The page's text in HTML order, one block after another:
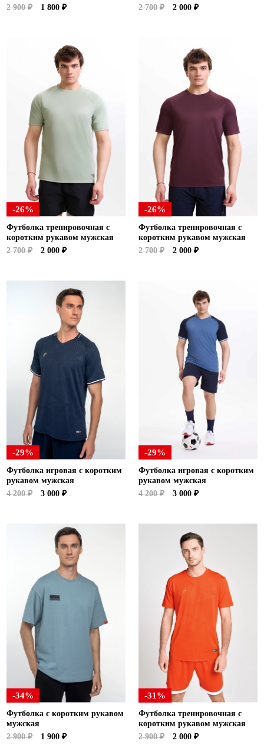
2 900 ₽
1 800 ₽
2 700 ₽
2 000 ₽
-26%
Футболка тренировочная с
коротким рукавом мужская
2 700 ₽
2 000 ₽
-26%
Футболка тренировочная с
коротким рукавом мужская
2 700 ₽
2 000 ₽
-29%
Футболка игровая с коротким
рукавом мужская
4 200 ₽
3 000 ₽
-29%
Футболка игровая с коротким
рукавом мужская
4 200 ₽
3 000 ₽
-34%
Футболка с коротким рукавом
мужская
2 900 ₽
1 900 ₽
-31%
Футболка тренировочная с
коротким рукавом мужская
2 900 ₽
2 000 ₽